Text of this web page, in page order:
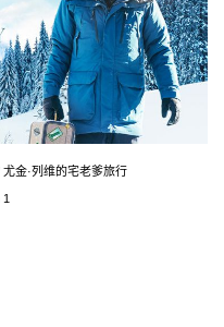
金·列维的宅老爹旅行